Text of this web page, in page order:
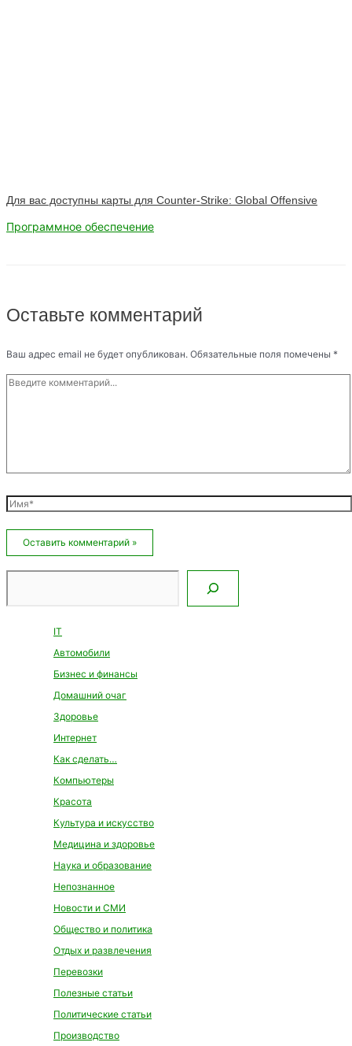
Для вас доступны карты для Counter-Strike: Global Offensive
Программное обеспечение
Оставьте комментарий
Ваш адрес email не будет опубликован. Обязательные поля помечены *
Введите
комментарий...
Имя*
IT
Автомобили
Бизнес и финансы
Домашний очаг
Здоровье
Интернет
Как сделать…
Компьютеры
Красота
Культура и искусство
Медицина и здоровье
Наука и образование
Непознанное
Новости и СМИ
Общество и политика
Отдых и развлечения
Перевозки
Полезные статьи
Политические статьи
Производство